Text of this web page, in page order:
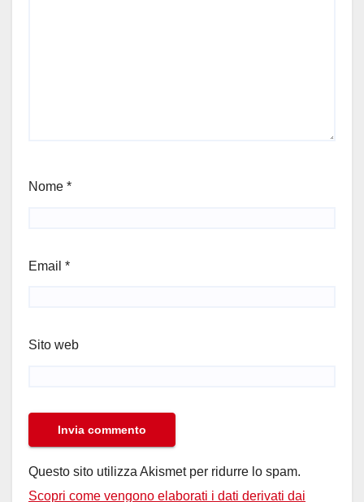
Nome *
Email *
Sito web
Questo sito utilizza Akismet per ridurre lo spam.
Scopri come vengono elaborati i dati derivati dai